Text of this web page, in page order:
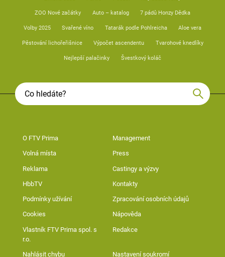
ZOO Nové začátky Auto – katalog 7 pádů Honzy Dědka
Volby 2025 Svařené víno Tatarák podle Pohlreicha Aloe vera
Pěstování lichořeřišnice Výpočet ascendentu Tvarohové knedlíky
Nejlepší palačinky Švestkový koláč
O FTV Prima Management
Volná místa Press
Reklama Castingy a výzvy
HbbTV Kontakty
Podmínky užívání Zpracování osobních údajů
Cookies Nápověda
Vlastník FTV Prima spol. s
r.o.
Redakce
Nahlásit chybu Nastavení soukromí